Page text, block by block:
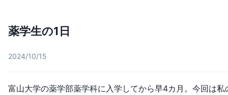
薬学生の1日
2024/10/15
富山大学の薬学部薬学科に入学してから早4カ月。今回は私